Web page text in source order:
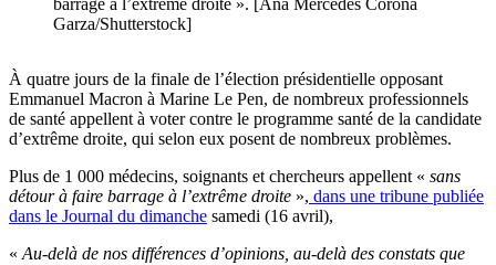
barrage à l’extrême droite ». [Ana Mercedes Corona
Garza/Shutterstock]
À quatre jours de la finale de l’élection présidentielle opposant
Emmanuel Macron à Marine Le Pen, de nombreux professionnels
de santé appellent à voter contre le programme santé de la candidate
d’extrême droite, qui selon eux posent de nombreux problèmes.
Plus de 1 000 médecins, soignants et chercheurs appellent « sans
détour à faire barrage à l’extrême droite », dans une tribune publiée
dans le Journal du dimanche samedi (16 avril),
« Au-delà de nos différences d’opinions, au-delà des constats que